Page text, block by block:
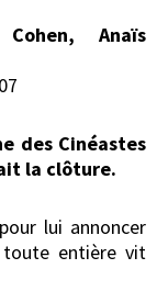
Anaïs
des Cinéastes
la clôture.
lui annoncer
entière vit